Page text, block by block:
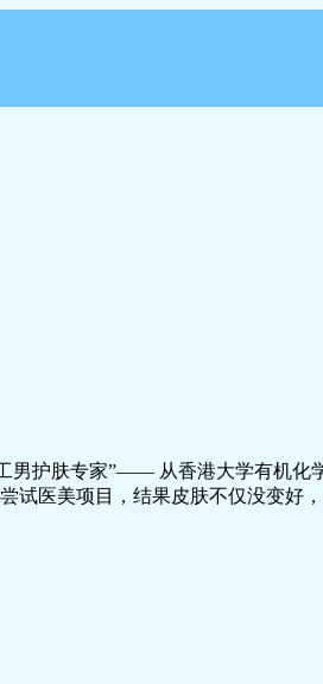
护肤专家”—— 从香港大学有机化
医美项目，结果皮肤不仅没变好，